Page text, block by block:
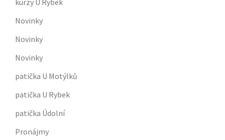
kurzy U Rybek
Novinky
Novinky
Novinky
patička U Motýlků
patička U Rybek
patička Údolní
Pronájmy